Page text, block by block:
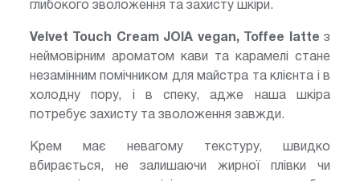
глибокого зволоження та захисту шкіри.
Velvet Touch Cream JOIA vegan, Toffee latte з
неймовірним ароматом кави та карамелі стане
незамінним помічником для майстра та клієнта і в
холодну пору, і в спеку, адже наша шкіра
потребує захисту та зволоження завжди.
Крем має невагому текстуру, швидко
вбирається, не залишаючи жирної плівки чи